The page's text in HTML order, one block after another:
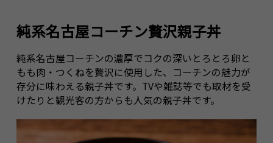
純系名古屋コーチン贅沢親子丼
純系名古屋コーチンの濃厚でコクの深いとろとろ卵と
もも肉・つくねを贅沢に使用した、コーチンの魅力が
存分に味わえる親子丼です。TVや雑誌等でも取材を受
けたりと観光客の方からも人気の親子丼です。